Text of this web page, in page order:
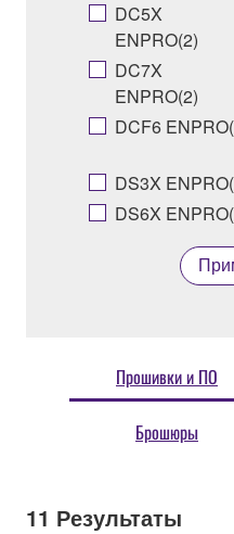
DC5X
ENPRO(2)
DC7X
ENPRO(2)
DCF6
DS3X
DS6X
Прошивки и ПО
Брошюры
11 Результаты